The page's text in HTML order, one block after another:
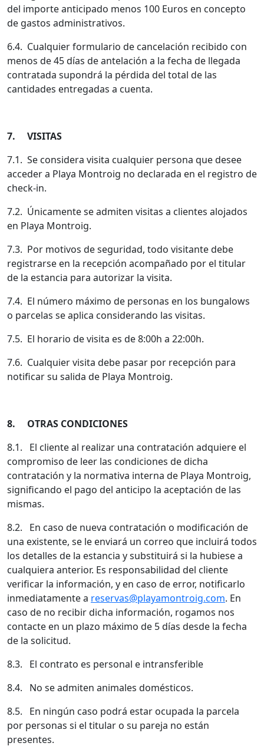
del importe anticipado menos 100 Euros en concepto
de gastos administrativos.
6.4. Cualquier formulario de cancelación recibido con
menos de 45 días de antelación a la fecha de llegada
contratada supondrá la pérdida del total de las
cantidades entregadas a cuenta.
7. VISITAS
7.1. Se considera visita cualquier persona que desee
acceder a Playa Montroig no declarada en el registro de
check-in.
7.2. Únicamente se admiten visitas a clientes alojados
en Playa Montroig.
7.3. Por motivos de seguridad, todo visitante debe
registrarse en la recepción acompañado por el titular
de la estancia para autorizar la visita.
7.4. El número máximo de personas en los bungalows
o parcelas se aplica considerando las visitas.
7.5. El horario de visita es de 8:00h a 22:00h.
7.6. Cualquier visita debe pasar por recepción para
notificar su salida de Playa Montroig.
8. OTRAS CONDICIONES
8.1. El cliente al realizar una contratación adquiere el
compromiso de leer las condiciones de dicha
contratación y la normativa interna de Playa Montroig,
significando el pago del anticipo la aceptación de las
mismas.
8.2. En caso de nueva contratación o modificación de
una existente, se le enviará un correo que incluirá todos
los detalles de la estancia y substituirá si la hubiese a
cualquiera anterior. Es responsabilidad del cliente
verificar la información, y en caso de error, notificarlo
inmediatamente a reservas@playamontroig.com. En
caso de no recibir dicha información, rogamos nos
contacte en un plazo máximo de 5 días desde la fecha
de la solicitud.
8.3. El contrato es personal e intransferible
8.4. No se admiten animales domésticos.
8.5. En ningún caso podrá estar ocupada la parcela
por personas si el titular o su pareja no están
presentes.